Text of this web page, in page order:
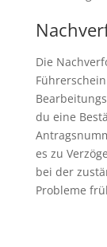
Die
du eine
es zu
bei der
Probleme